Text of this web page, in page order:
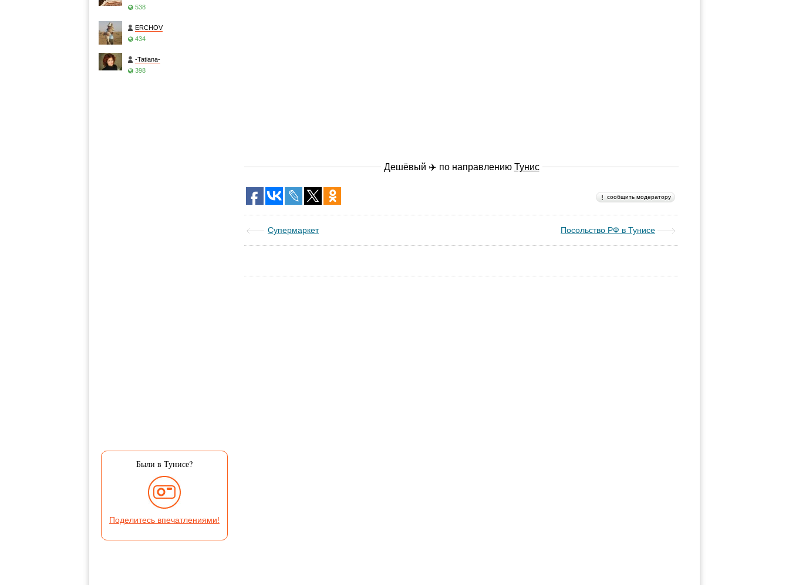
538
ERCHOV
434
-Tatiana-
398
Были в Тунисе?
Поделитесь впечатлениями!
Дешёвый ✈️ по направлению Тунис
сообщить модератору
Супермаркет Посольство РФ в Тунисе